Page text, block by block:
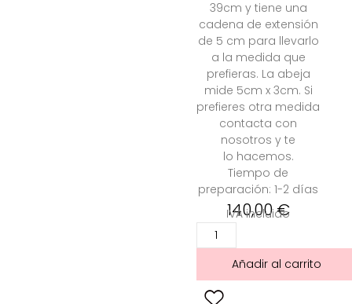
39cm y tiene una
cadena de extensión
de 5 cm para llevarlo
a la medida que
prefieras. La abeja
mide 5cm x 3cm. Si
prefieres otra medida
contacta con
nosotros y te
lo hacemos.
Tiempo de
preparación: 1-2 días
140,00€
IVA incluido
Añadir al carrito